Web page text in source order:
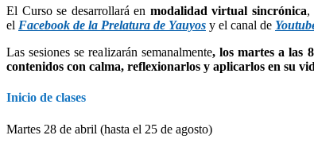
El Curso se desarrollará en modalidad virtual sincrónica,
el Facebook de la Prelatura de Yauyos y el canal de
Las sesiones se realizarán semanalmente, los martes a las
contenidos con calma, reflexionarlos y aplicarlos en su
Inicio de clases
Martes 28 de abril (hasta el 25 de agosto)